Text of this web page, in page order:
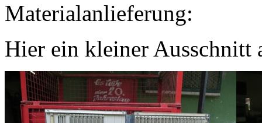
Materialanlieferung:
Hier ein kleiner Ausschnitt